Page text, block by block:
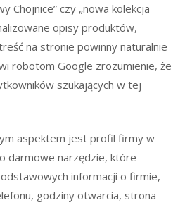
Chojnice” czy „nowa kolekcja
opisy produktów,
na stronie powinny naturalnie
robotom Google zrozumienie, że
szukających w tej
aspektem jest profil firmy w
darmowe narzędzie, które
informacji o firmie,
godziny otwarcia, strona